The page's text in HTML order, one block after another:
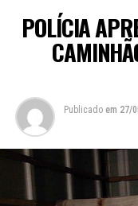
POLÍCIA
Publicado em 27/